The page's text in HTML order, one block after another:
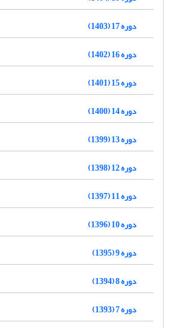
دوره 17 (1403)
دوره 16 (1402)
دوره 15 (1401)
دوره 14 (1400)
دوره 13 (1399)
دوره 12 (1398)
دوره 11 (1397)
دوره 10 (1396)
دوره 9 (1395)
دوره 8 (1394)
دوره 7 (1393)